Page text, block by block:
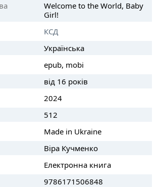
Welcome to the World, Baby
Girl!
КСД
Українська
epub, mobi
від 16 років
2024
512
Made in Ukraine
Віра Кучменко
Електронна книга
9786171506848